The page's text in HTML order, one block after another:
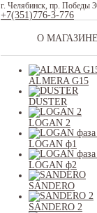
г. Челябинск, пр. Победы
+7(351)776-3-776
О МАГАЗИНЕ
ALMERA G15
DUSTER
LOGAN 2
LOGAN ф1
LOGAN ф2
SANDERO
SANDERO 2